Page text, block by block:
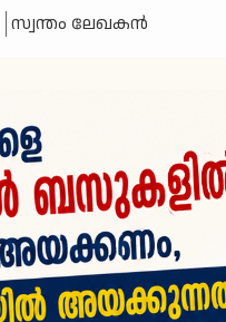
സ്വന്തം ലേഖകന്‍